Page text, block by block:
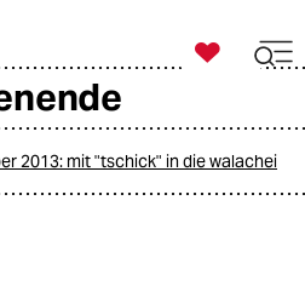
ich

taz zahl ich
2013: mit "tschick" in die walachei